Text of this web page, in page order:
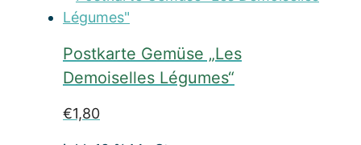
Postkarte Gemüse „Les
Demoiselles Légumes“
€1,80